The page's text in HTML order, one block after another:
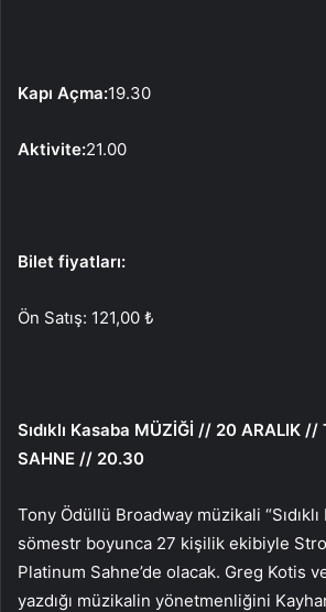
Kapı Açma:19.30
Aktivite:21.00
Bilet fiyatları:
Ön Satış: 121,00 ₺
Sıdıklı Kasaba MÜZİĞİ // 20 ARALIK //
SAHNE // 20.30
Tony Ödüllü Broadway müzikali
sömestr boyunca 27 kişilik ekibiyle
Platinum Sahne’de olacak. Greg Kotis
yazdığı müzikalin yönetmenliğini